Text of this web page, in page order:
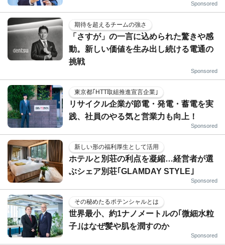
Sponsored
期待を超えるチームの強さ
「さすが」の一言に込められた驚きや感
動。新しい価値を生み出し続ける電通の
挑戦
Sponsored
東京都｢HTT取組推進宣言企業｣
リサイクル企業が節電・発電・蓄電を実
践、社員のやる気と営業力も向上！
Sponsored
新しい形の福利厚生として活用
ホテルと別荘の利点を凝縮…経営者が選
ぶシェア別荘｢GLAMDAY STYLE｣
Sponsored
その秘めたるポテンシャルとは
世界最小、約1ナノメートルの｢微細水粒
子｣はなぜ髪や肌を潤すのか
Sponsored